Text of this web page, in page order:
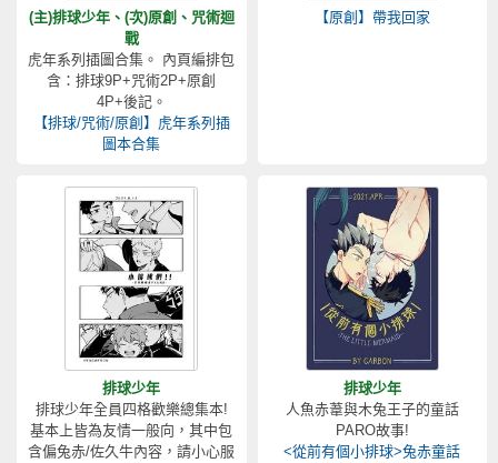
(主)排球少年、(次)原創、咒術迴
戰
虎年系列插圖合集。 內頁編排包
含：排球9P+咒術2P+原創
4P+後記。
【排球/咒術/原創】虎年系列插
圖本合集
【原創】帶我回家
排球少年
排球少年全員四格歡樂總集本!
基本上皆為友情一般向，其中包
含偏兔赤/佐久牛內容，請小心服
排球少年
人魚赤葦與木兔王子的童話
PARO故事!
<從前有個小排球>兔赤童話